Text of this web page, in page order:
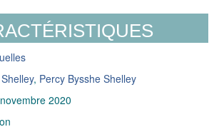
, Percy Bysshe Shelley
2020